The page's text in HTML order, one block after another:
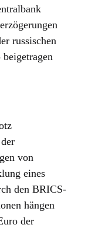
russischen
von
eines
den BRICS-
hängen
der